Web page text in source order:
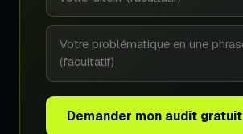
Demander mon audit gratuit